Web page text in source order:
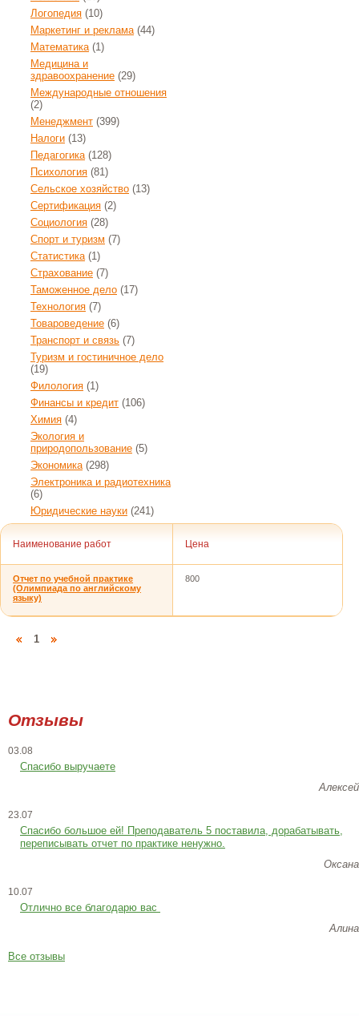
Логопедия (10)
Маркетинг и реклама(44)
Математика(1)
Медицина и
здравоохранение (29)
Международные отношения
(2)
Менеджмент (399)
Налоги (13)
Педагогика(128)
Психология (81)
Сельское хозяйство (13)
Сертификация (2)
Социология (28)
Спорт и туризм (7)
Статистика(1)
Страхование (7)
Таможенное дело (17)
Технология (7)
Товароведение (6)
Транспорт и связь (7)
Туризм и гостиничное дело
(19)
Филология (1)
Финансы и кредит (106)
Химия (4)
Экология и
природопользование (5)
Экономика(298)
Электроника и радиотехника
(6)
Юридические науки (241)
Наименование работ Цена
Отчет по учебной практике
(Олимпиада по английскому
языку)
800
1
Отзывы
03.08
Спасибо выручаете
Алексей
23.07
Cпасибо большое ей! Преподаватель 5 поставила, дорабатывать,
переписывать отчет по практике ненужно.
Оксана
10.07
Отлично все благодарю вас
Алина
Все отзывы